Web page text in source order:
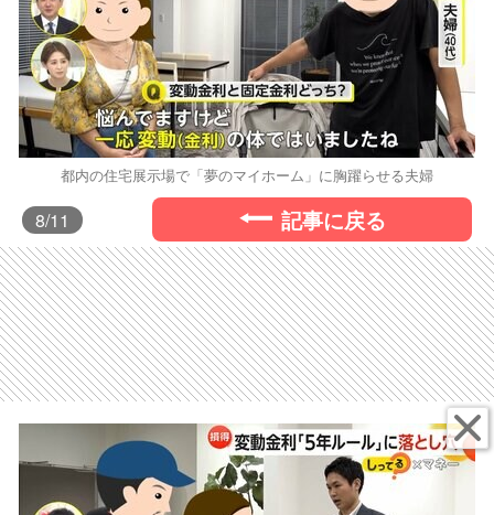
都内の住宅展示場で「夢のマイホーム」に胸躍らせる夫婦
8/11 記事に戻る